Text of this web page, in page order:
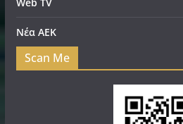
Web TV
Νέα ΑΕΚ
Scan Me